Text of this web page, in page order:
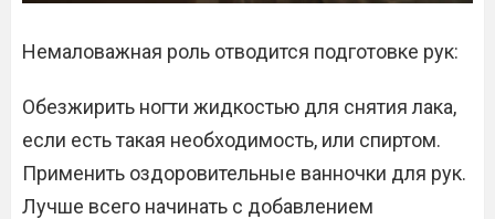
Немаловажная роль отводится подготовке рук:
Обезжирить ногти жидкостью для снятия лака,
если есть такая необходимость, или спиртом.
Применить оздоровительные ванночки для рук.
Лучше всего начинать с добавлением